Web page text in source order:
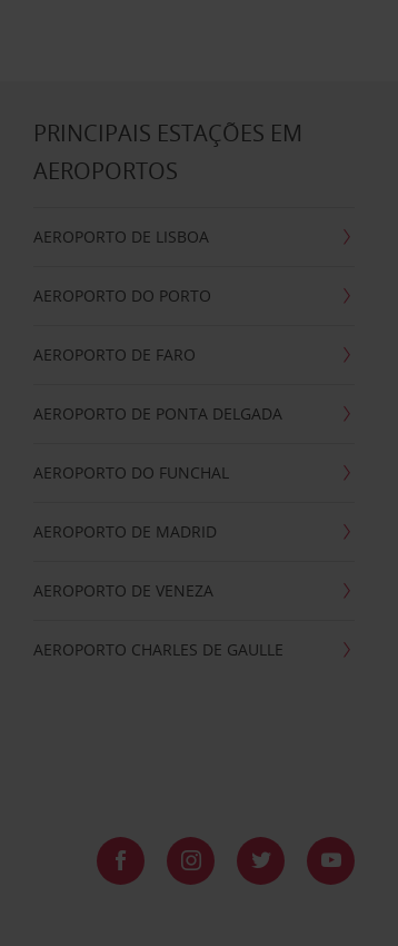
PRINCIPAIS ESTAÇÕES EM
AEROPORTOS
AEROPORTO DE LISBOA
AEROPORTO DO PORTO
AEROPORTO DE FARO
AEROPORTO DE PONTA DELGADA
AEROPORTO DO FUNCHAL
AEROPORTO DE MADRID
AEROPORTO DE VENEZA
AEROPORTO CHARLES DE GAULLE